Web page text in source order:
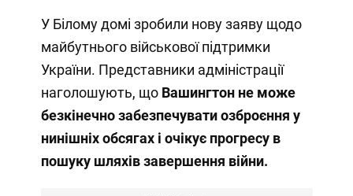
У Білому домі зробили нову заяву щодо
майбутнього військової підтримки
України. Представники адміністрації
наголошують, що Вашингтон не може
безкінечно забезпечувати озброєння у
нинішніх обсягах і очікує прогресу в
пошуку шляхів завершення війни.